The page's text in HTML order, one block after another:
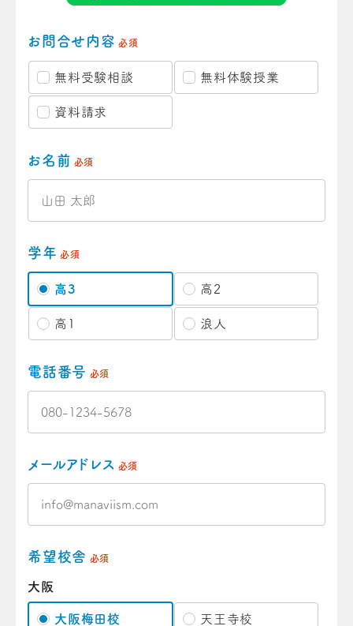
お問合せ内容 必須
無料受験相談 無料体験授業
資料請求
お名前 必須
学年 必須
高3 高2
高1 浪人
電話番号 必須
メールアドレス 必須
希望校舎 必須
大阪
大阪梅田校 天王寺校